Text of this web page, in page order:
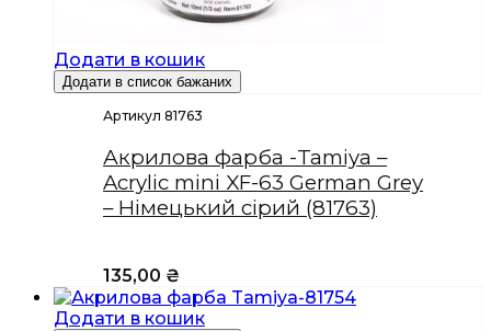
Додати в кошик
Додати в список бажаних
Артикул 81763
Акрилова фарба -Tamiya –
Acrylic mini XF-63 German Grey
– Німецький сірий (81763)
135,00 ₴
Додати в кошик